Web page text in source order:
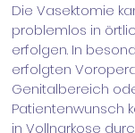
Die Vasektomie
problemlos in
erfolgen. In
erfolgten
Genitalbereich
Patientenwunsch
in Vollnarkose